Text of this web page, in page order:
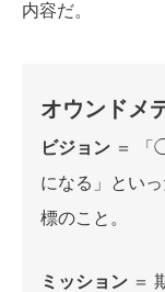
内容だ。
オウンドメ
ビジョン ＝ 「
になる」とい
標のこと。
ミッション ＝